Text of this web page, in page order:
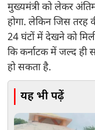
मुख्यमंत्री को लेकर
होगा. लेकिन जिस तरह
24 घंटों में देखने को
कि कर्नाटक में जल्द ही
हो सकता है.
यह भी पढ़ें